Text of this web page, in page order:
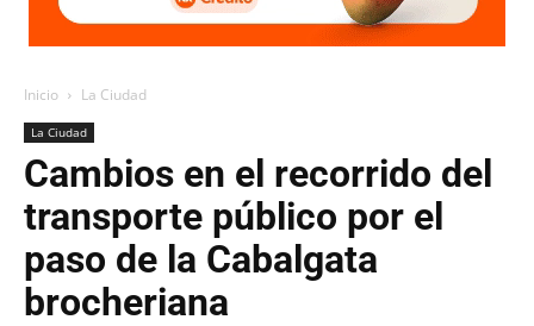
Inicio La Ciudad
La Ciudad
Cambios en el recorrido del
transporte público por el
paso de la Cabalgata
brocheriana